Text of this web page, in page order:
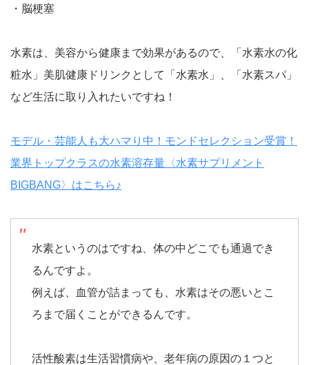
・脳梗塞
水素は、美容から健康まで効果があるので、「水素水の化
粧水」美肌健康ドリンクとして「水素水」、「水素スパ」
など生活に取り入れたいですね！
モデル・芸能人も大ハマり中！モンドセレクション受賞！
業界トップクラスの水素溶存量〈水素サプリメント
BIGBANG〉はこちら♪
水素というのはですね、体の中どこでも通過でき
るんですよ。
例えば、血管が詰まっても、水素はその悪いとこ
ろまで届くことができるんです。
活性酸素は生活習慣病や、老年病の原因の１つと